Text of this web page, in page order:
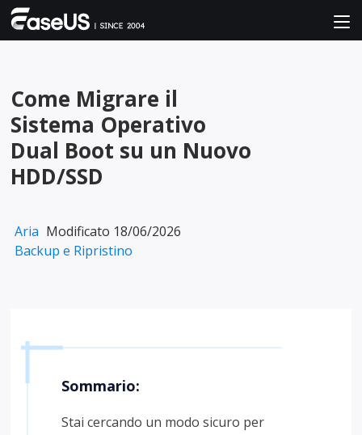
Come Migrare il
Sistema Operativo
Dual Boot su un Nuovo
HDD/SSD
Aria Modificato 18/06/2026
Backup e Ripristino
Sommario:
Stai cercando un modo sicuro per